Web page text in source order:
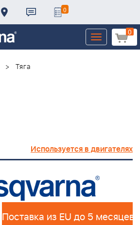
0
0
Toggle
navigation
Тяга
Используется в двигателях
Поставка из EU до 5 месяцев